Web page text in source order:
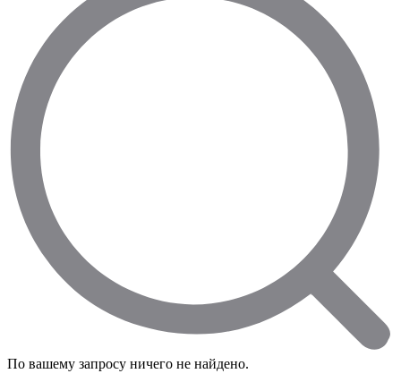
По вашему запросу ничего не найдено.